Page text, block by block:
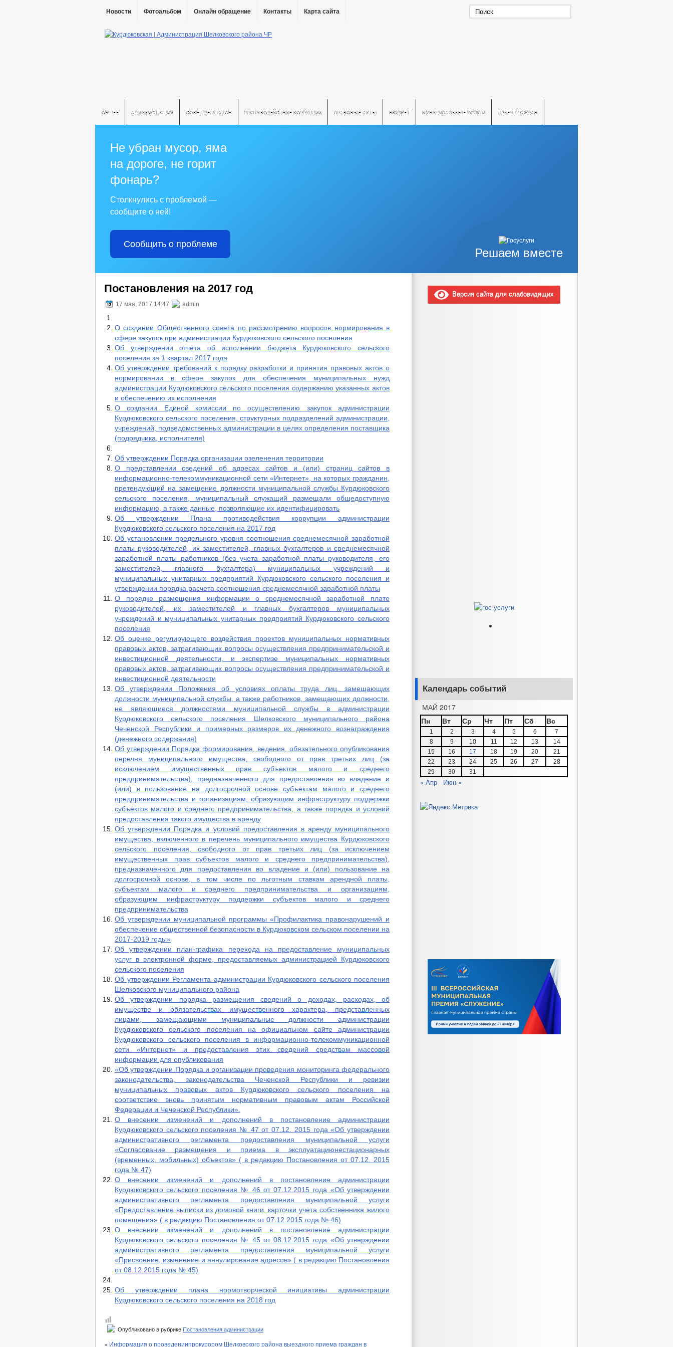
Новости Фотоальбом Онлайн обращение Контакты Карта сайта
ОБЩЕЕ АДМИНИСТРАЦИЯ СОВЕТ ДЕПУТАТОВ ПРОТИВОДЕЙСТВИЕ КОРРУПЦИИ ПРАВОВЫЕ АКТЫ БЮДЖЕТ МУНИЦИПАЛЬНЫЕ УСЛУГИ ПРИЕМ ГРАЖДАН
Решаем вместе
Не убран мусор, яма
на дороге, не горит
фонарь?
Столкнулись с проблемой —
сообщите о ней!
Сообщить о проблеме
Постановления на 2017 год
17 мая, 2017 14:47 admin
О создании Общественного совета по рассмотрению вопросов нормирования в
сфере закупок при администрации Курдюковского сельского поселения
Об утверждении отчета об исполнении бюджета Курдюковского сельского
поселения за 1 квартал 2017 года
Об утверждении требований к порядку разработки и принятия правовых актов о
нормировании в сфере закупок для обеспечения муниципальных нужд
администрации Курдюковского сельского поселения содержанию указанных актов
и обеспечению их исполнения
О создании Единой комиссии по осуществлению закупок администрации
Курдюковского сельского поселения, структурных подразделений администрации,
учреждений, подведомственных администрации в целях определения поставщика
(подрядчика, исполнителя)
Об утверждении Порядка организации озеленения территории
О представлении сведений об адресах сайтов и (или) страниц сайтов в
информационно-телекоммуникационной сети «Интернет», на которых гражданин,
претендующий на замещение должности муниципальной службы Курдюковского
сельского поселения, муниципальный служащий размещали общедоступную
информацию, а также данные, позволяющие их идентифицировать
Об утверждении Плана противодействия коррупции администрации
Курдюковского сельского поселения на 2017 год
Об установлении предельного уровня соотношения среднемесячной заработной
платы руководителей, их заместителей, главных бухгалтеров и среднемесячной
заработной платы работников (без учета заработной платы руководителя, его
заместителей, главного бухгалтера) муниципальных учреждений и
муниципальных унитарных предприятий Курдюковского сельского поселения и
утверждении порядка расчета соотношения среднемесячной заработной платы
О порядке размещения информации о среднемесячной заработной плате
руководителей, их заместителей и главных бухгалтеров муниципальных
учреждений и муниципальных унитарных предприятий Курдюковского сельского
поселения
Об оценке регулирующего воздействия проектов муниципальных нормативных
правовых актов, затрагивающих вопросы осуществления предпринимательской и
инвестиционной деятельности, и экспертизе муниципальных нормативных
правовых актов, затрагивающих вопросы осуществления предпринимательской и
инвестиционной деятельности
Об утверждении Положения об условиях оплаты труда лиц, замещающих
должности муниципальной службы, а также работников, замещающих должности,
не являющиеся должностями муниципальной службы в администрации
Курдюковского сельского поселения Шелковского муниципального района
Чеченской Республики и примерных размеров их денежного вознаграждения
(денежного содержания)
Об утверждении Порядка формирования, ведения, обязательного опубликования
перечня муниципального имущества, свободного от прав третьих лиц (за
исключением имущественных прав субъектов малого и среднего
предпринимательства), предназначенного для предоставления во владение и
(или) в пользование на долгосрочной основе субъектам малого и среднего
предпринимательства и организациям, образующим инфраструктуру поддержки
субъектов малого и среднего предпринимательства, а также порядка и условий
предоставления такого имущества в аренду
Об утверждении Порядка и условий предоставления в аренду муниципального
имущества, включенного в перечень муниципального имущества Курдюковского
сельского поселения, свободного от прав третьих лиц (за исключением
имущественных прав субъектов малого и среднего предпринимательства),
предназначенного для предоставления во владение и (или) пользование на
долгосрочной основе, в том числе по льготным ставкам арендной платы,
субъектам малого и среднего предпринимательства и организациям,
образующим инфраструктуру поддержки субъектов малого и среднего
предпринимательства
Об утверждении муниципальной программы «Профилактика правонарушений и
обеспечение общественной безопасности в Курдюковском сельском поселении на
2017-2019 годы»
Об утверждении план-графика перехода на предоставление муниципальных
услуг в электронной форме, предоставляемых администрацией Курдюковского
сельского поселения
Об утверждении Регламента администрации Курдюковского сельского поселения
Шелковского муниципального района
Об утверждении порядка размещения сведений о доходах, расходах, об
имуществе и обязательствах имущественного характера, представленных
лицами, замещающими муниципальные должности администрации
Курдюковского сельского поселения на официальном сайте администрации
Курдюковского сельского поселения в информационно-телекоммуникационной
сети «Интернет» и предоставления этих сведений средствам массовой
информации для опубликования
«Об утверждении Порядка и организации проведения мониторинга федерального
законодательства, законодательства Чеченской Республики и ревизии
муниципальных правовых актов Курдюковского сельского поселения на
соответствие вновь принятым нормативным правовым актам Российской
Федерации и Чеченской Республики».
О внесении изменений и дополнений в постановление администрации
Курдюковского сельского поселения № 47 от 07.12. 2015 года «Об утверждении
административного регламента предоставления муниципальной услуги
«Согласование размещения и приема в эксплуатациюнестационарных
(временных, мобильных) объектов» ( в редакцию Постановления от 07.12. 2015
года № 47)
О внесении изменений и дополнений в постановление администрации
Курдюковского сельского поселения № 46 от 07.12.2015 года «Об утверждении
административного регламента предоставления муниципальной услуги
«Предоставление выписки из домовой книги, карточки учета собственника жилого
помещения» ( в редакцию Постановления от 07.12.2015 года № 46)
О внесении изменений и дополнений в постановление администрации
Курдюковского сельского поселения № 45 от 08.12.2015 года «Об утверждении
административного регламента предоставления муниципальной услуги
«Присвоение, изменение и аннулирование адресов» ( в редакцию Постановления
от 08.12.2015 года № 45)
Об утверждении плана нормотворческой инициативы администрации
Курдюковского сельского поселения на 2018 год
Опубликовано в рубрике Постановления администрации
« Информация о проведениипрокурором Шелковского района выездного приема граждан в
Версия сайта для слабовидящих
Календарь событий
МАЙ 2017
Пн
Вт Ср Чт Пт Сб Вс
1 2 3 4 5 6
7
8
9 10 11 12 13
14
15
16 17 18 19 20
21
22
23 24 25 26 27
28
29
30 31
« Апр Июн »